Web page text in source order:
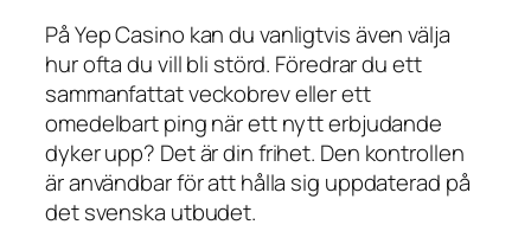
På Yep Casino kan du vanligtvis även välja
hur ofta du vill bli störd. Föredrar du ett
sammanfattat veckobrev eller ett
omedelbart ping när ett nytt erbjudande
dyker upp? Det är din frihet. Den kontrollen
är användbar för att hålla sig uppdaterad på
det svenska utbudet.